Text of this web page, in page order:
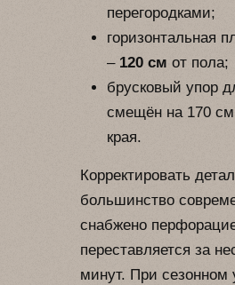
перегородками;
горизонтальная
– 120 см от пола;
брусковый упор
смещён на 170 см
края.
Корректировать
большинство
снабжено
переставляется за
минут. При сезонном